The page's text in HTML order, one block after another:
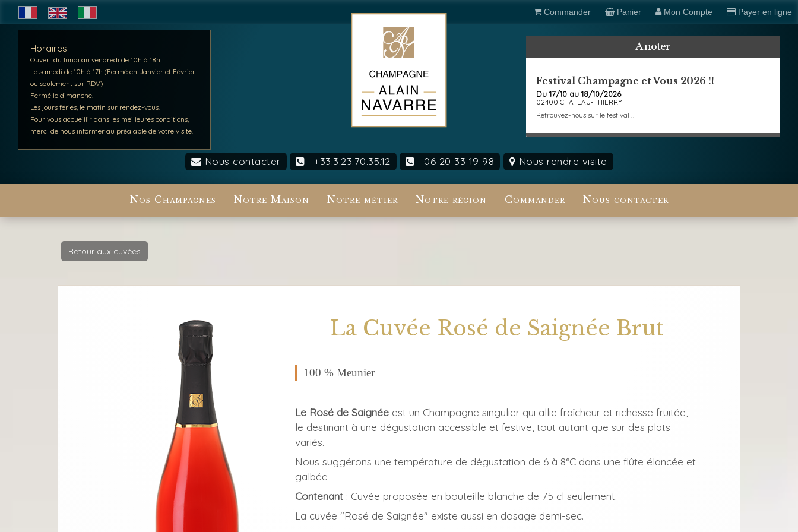
Horaires
Ouvert du lundi au vendredi de 10h à 18h.
Le samedi de 10h à 17h (Fermé en Janvier et Février
ou seulement sur RDV)
Fermé le dimanche.
Les jours fériés, le matin sur rendez-vous.
Pour vous accueillir dans les meilleures conditions,
merci de nous informer au préalable de votre visite.
A noter
Festival Champagne et Vous 2026 !!
Du 17/10 au 18/10/2026
02400 CHATEAU-THIERRY
Retrouvez-nous sur le festival !!
Nous contacter +33.3.23.70.35.12 06 20 33 19 98 Nous rendre visite
Nos Champagnes Notre Maison Notre métier Notre région Commander Nous contacter
Retour aux cuvées
La Cuvée Rosé de Saignée Brut
100 % Meunier
Le Rosé de Saignée est un Champagne singulier qui allie fraîcheur et richesse fruitée,
le destinant à une dégustation accessible et festive, tout autant que sur des plats
variés.
Nous suggérons une température de dégustation de 6 à 8°C dans une flûte élancée et
galbée
Contenant : Cuvée proposée en bouteille blanche de 75 cl seulement.
La cuvée "Rosé de Saignée" existe aussi en dosage demi-sec.
Commander Panier Mon Compte Payer en ligne